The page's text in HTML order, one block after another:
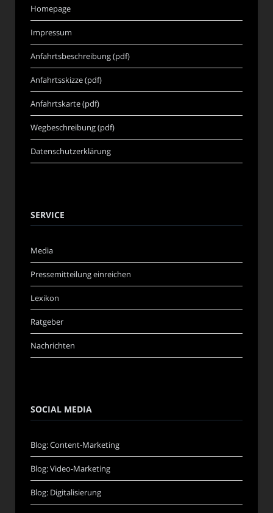
Homepage
Impressum
Anfahrtsbeschreibung (pdf)
Anfahrtsskizze (pdf)
Anfahrtskarte (pdf)
Wegbeschreibung (pdf)
Datenschutzerklärung
SERVICE
Media
Pressemitteilung einreichen
Lexikon
Ratgeber
Nachrichten
SOCIAL MEDIA
Blog: Content-Marketing
Blog: Video-Marketing
Blog: Digitalisierung